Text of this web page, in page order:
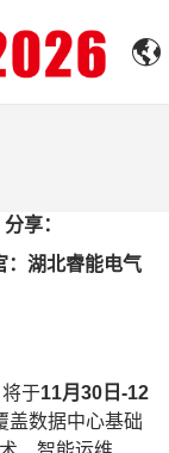
分享：
：湖北睿能电气
将于11月30日-12
盖数据中心基础